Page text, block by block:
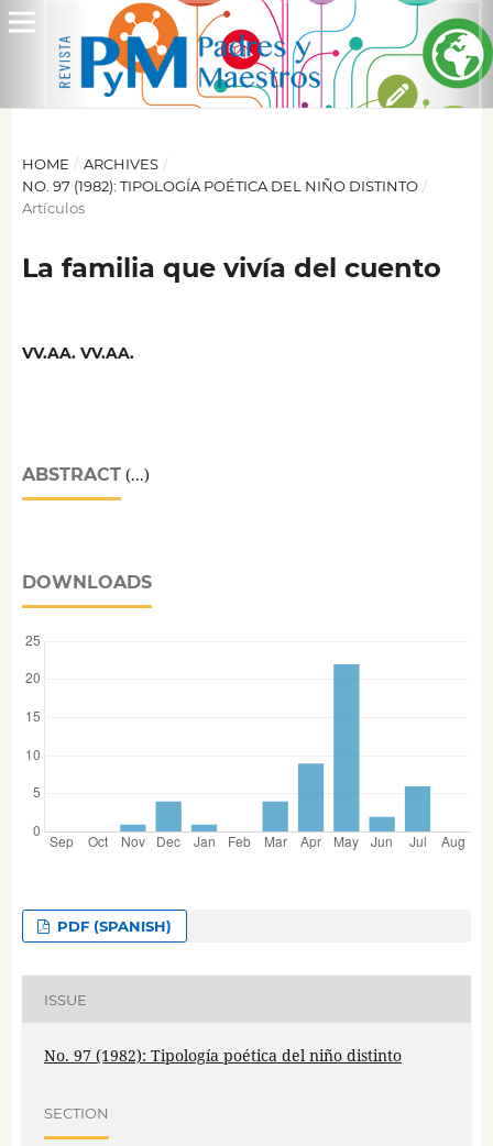
HOME / ARCHIVES /
NO. 97 (1982): TIPOLOGÍA POÉTICA DEL NIÑO DISTINTO /
Artículos
La familia que vivía del cuento
VV.AA. VV.AA.
ABSTRACT(...)
DOWNLOADS
PDF (SPANISH)
ISSUE
No. 97 (1982): Tipología poética del niño distinto
SECTION